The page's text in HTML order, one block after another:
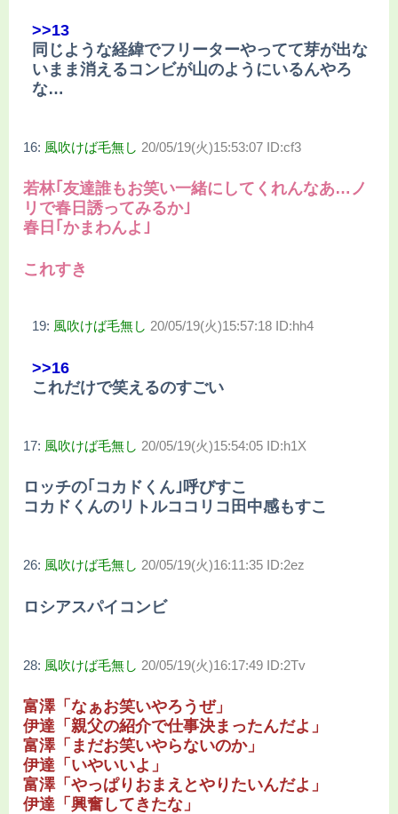
>>13
同じような経緯でフリーターやってて芽が出な
いまま消えるコンビが山のようにいるんやろ
な…
16: 風吹けば毛無し 20/05/19(火)15:53:07 ID:cf3
若林｢友達誰もお笑い一緒にしてくれんなあ…ノ
リで春日誘ってみるか｣
春日｢かまわんよ｣
これすき
19: 風吹けば毛無し 20/05/19(火)15:57:18 ID:hh4
>>16
これだけで笑えるのすごい
17: 風吹けば毛無し 20/05/19(火)15:54:05 ID:h1X
ロッチの｢コカドくん｣呼びすこ
コカドくんのリトルココリコ田中感もすこ
26: 風吹けば毛無し 20/05/19(火)16:11:35 ID:2ez
ロシアスパイコンビ
28: 風吹けば毛無し 20/05/19(火)16:17:49 ID:2Tv
富澤「なぁお笑いやろうぜ」
伊達「親父の紹介で仕事決まったんだよ」
富澤「まだお笑いやらないのか」
伊達「いやいいよ」
富澤「やっぱりおまえとやりたいんだよ」
伊達「興奮してきたな」